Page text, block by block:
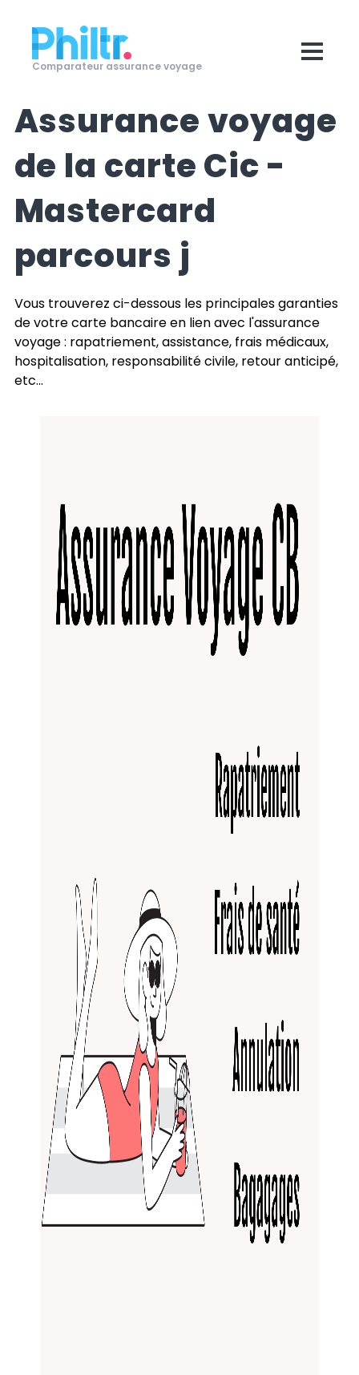
Comparateur assurance voyage
Assurance voyage
de la carteCic -
Mastercard
parcours j
Vous trouverez ci-dessous les principales garanties
de votre carte bancaire en lien avec l'assurance
voyage : rapatriement, assistance, frais médicaux,
hospitalisation, responsabilité civile, retour anticipé,
etc...